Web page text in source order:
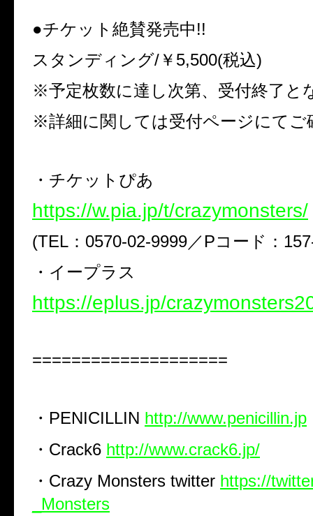
●チケット絶賛発売中!!
スタンディング/￥5,500(税込)
※予定枚数に達し次第、受付終了と
※詳細に関しては受付ページにてご
・チケットぴあ
https://w.pia.jp/t/crazymonsters/
(TEL：0570-02-9999／Pコード：
・イープラス
https://eplus.jp/
====================
・PENICILLIN http://www.penicillin.jp
・Crack6 http://www.crack6.jp/
・Crazy Monsters twitter https://
_Monsters